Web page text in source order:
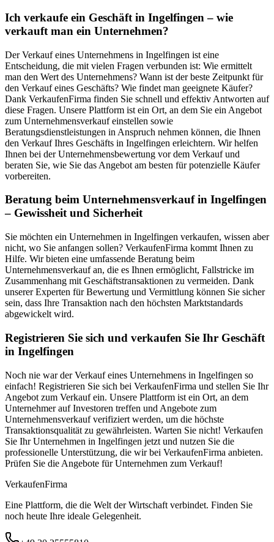
Ich verkaufe ein Geschäft in Ingelfingen – wie
verkauft man ein Unternehmen?
Der Verkauf eines Unternehmens in Ingelfingen ist eine
Entscheidung, die mit vielen Fragen verbunden ist: Wie ermittelt
man den Wert des Unternehmens? Wann ist der beste Zeitpunkt für
den Verkauf eines Geschäfts? Wie findet man geeignete Käufer?
Dank VerkaufenFirma finden Sie schnell und effektiv Antworten auf
diese Fragen. Unsere Plattform ist ein Ort, an dem Sie ein Angebot
zum Unternehmensverkauf einstellen sowie
Beratungsdienstleistungen in Anspruch nehmen können, die Ihnen
den Verkauf Ihres Geschäfts in Ingelfingen erleichtern. Wir helfen
Ihnen bei der Unternehmensbewertung vor dem Verkauf und
beraten Sie, wie Sie das Angebot am besten für potenzielle Käufer
vorbereiten.
Beratung beim Unternehmensverkauf in Ingelfingen
– Gewissheit und Sicherheit
Sie möchten ein Unternehmen in Ingelfingen verkaufen, wissen aber
nicht, wo Sie anfangen sollen? VerkaufenFirma kommt Ihnen zu
Hilfe. Wir bieten eine umfassende Beratung beim
Unternehmensverkauf an, die es Ihnen ermöglicht, Fallstricke im
Zusammenhang mit Geschäftstransaktionen zu vermeiden. Dank
unserer Experten für Bewertung und Vermittlung können Sie sicher
sein, dass Ihre Transaktion nach den höchsten Marktstandards
abgewickelt wird.
Registrieren Sie sich und verkaufen Sie Ihr Geschäft
in Ingelfingen
Noch nie war der Verkauf eines Unternehmens in Ingelfingen so
einfach! Registrieren Sie sich bei VerkaufenFirma und stellen Sie Ihr
Angebot zum Verkauf ein. Unsere Plattform ist ein Ort, an dem
Unternehmer auf Investoren treffen und Angebote zum
Unternehmensverkauf verifiziert werden, um die höchste
Transaktionsqualität zu gewährleisten. Warten Sie nicht! Verkaufen
Sie Ihr Unternehmen in Ingelfingen jetzt und nutzen Sie die
professionelle Unterstützung, die wir bei VerkaufenFirma anbieten.
Prüfen Sie die Angebote für Unternehmen zum Verkauf!
VerkaufenFirma
Eine Plattform, die die Welt der Wirtschaft verbindet. Finden Sie
noch heute Ihre ideale Gelegenheit.